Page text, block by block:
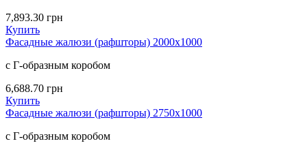
7,893.30 грн
Купить
Фасадные жалюзи (рафшторы) 2000х1000
с Г-образным коробом
6,688.70 грн
Купить
Фасадные жалюзи (рафшторы) 2750х1000
с Г-образным коробом